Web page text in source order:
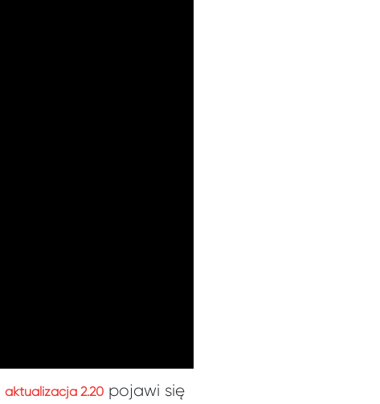
aktualizacja 2.20 pojawi się